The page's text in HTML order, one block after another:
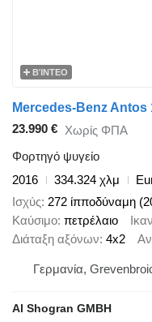
ΒΊΝΤΕΟ
23.990 € Χωρίς ΦΠΑ
Φορτηγό ψυγείο
2016
334.324 χλμ
Ισχύς 272 ίπποδύναμη
Καύσιμο πετρέλαιο
Διάταξη αξόνων 4x2
Γερμανία,
Al Shogran GMBH